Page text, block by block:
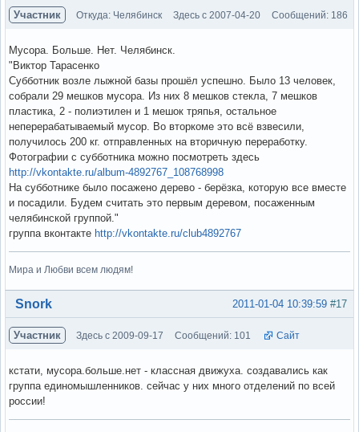
Участник Откуда: Челябинск Здесь с 2007-04-20 Сообщений: 186
Мусора. Больше. Нет. Челябинск.
"Виктор Тарасенко
Субботник возле лыжной базы прошёл успешно. Было 13 человек,
собрали 29 мешков мусора. Из них 8 мешков стекла, 7 мешков
пластика, 2 - полиэтилен и 1 мешок тряпья, остальное
неперерабатываемый мусор. Во вторкоме это всё взвесили,
получилось 200 кг. отправленных на вторичную переработку.
Фотографии с субботника можно посмотреть здесь
http://vkontakte.ru/album-4892767_108768998
На субботнике было посажено дерево - берёзка, которую все вместе
и посадили. Будем считать это первым деревом, посаженным
челябинской группой."
группа вконтакте http://vkontakte.ru/club4892767
Мира и Любви всем людям!
Вне форума #17
2011-01-04 10:39:59
Snork
Участник Здесь с 2009-09-17 Сообщений: 101 Сайт
кстати, мусора.больше.нет - классная движуха. создавались как
группа единомышленников. сейчас у них много отделений по всей
россии!